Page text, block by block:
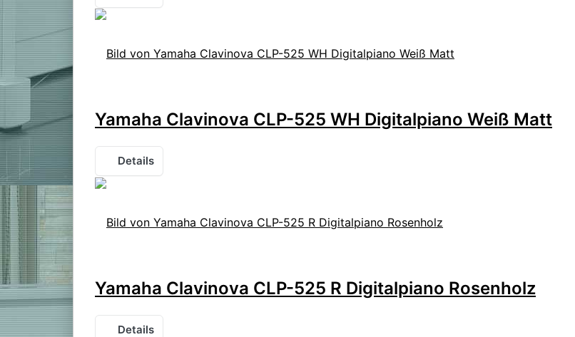
Yamaha Clavinova CLP-525 WH Digitalpiano Weiß Matt
Details
Yamaha Clavinova CLP-525 R Digitalpiano Rosenholz
Details